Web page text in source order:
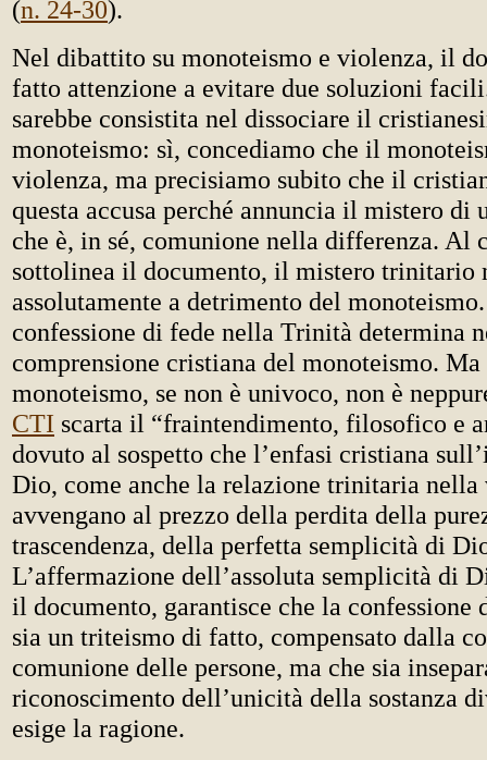
(n. 24-30).
Nel dibattito su monoteismo e violenza, il
fatto attenzione a evitare due soluzioni
sarebbe consistita nel dissociare il
monoteismo: sì, concediamo che il
violenza, ma precisiamo subito che il
questa accusa perché annuncia il mistero di
che è, in sé, comunione nella differenza. Al
sottolinea il documento, il mistero trinitario
assolutamente a detrimento del
confessione di fede nella Trinità determina
comprensione cristiana del monoteismo.
monoteismo, se non è univoco, non è
CTI scarta il “fraintendimento, filosofico e
dovuto al sospetto che l’enfasi cristiana
Dio, come anche la relazione trinitaria
avvengano al prezzo della perdita della
trascendenza, della perfetta semplicità di
L’affermazione dell’assoluta semplicità di
il documento, garantisce che la confessione
sia un triteismo di fatto, compensato dalla
comunione delle persone, ma che sia
riconoscimento dell’unicità della sostanza
esige la ragione.